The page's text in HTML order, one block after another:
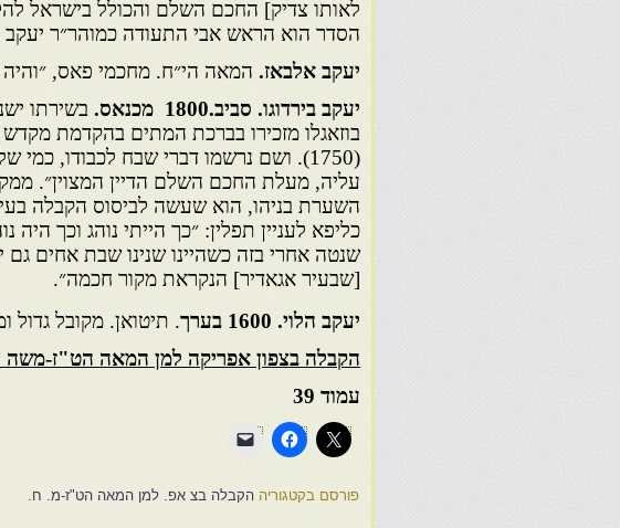
לאותו צדיק] החכם השלם והכולל בישראל
הסדר הוא הראש אבי התעודה כמוהר״ר יעקב
יעקב אלבאז. המאה הי״ח. מחכמי פאס, ״והיה
יעקב בירדוגו. סביב.1800 מכנאס. בשירתו
בוזאגלו מזכירו בברכת המתים בהקדמת
(1750). ושם נרשמו דברי שבח לכבודו,
עליה, מעלת החכם השלם הדיין המצוין״.
השערת בניהו, הוא שעשה לביסוס הקבלה
כליפא לעניין תפלין: ״כך הייתי נוהג וכך
שנטה אחרי בזה כשהיינו שנינו שבת אחים
[שבעיר אגאדיר] הנקראת מקור חכמה״.
יעקב הלוי. 1600 בערך . תיטואן. מקובל גדול
הקבלה בצפון אפריקה למן המאה הט"ז-משה
עמוד 39
פורסם בקטגוריה הקבלה בצ אפ. למן המאה הט"ז-מ. ח.